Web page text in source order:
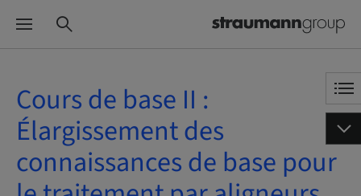
Cours de base II :
Élargissement des
connaissances de base pour